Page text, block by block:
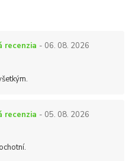
recenzia - 06. 08. 2026
recenzia - 05. 08. 2026